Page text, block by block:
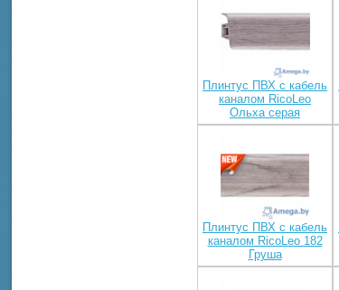
Плинтус ПВХ с кабель
каналом RicoLeo
Ольха серая
Плинтус ПВХ с кабель
каналом RicoLeo 182
Груша